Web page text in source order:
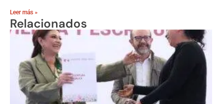
Leer más »
Relacionados